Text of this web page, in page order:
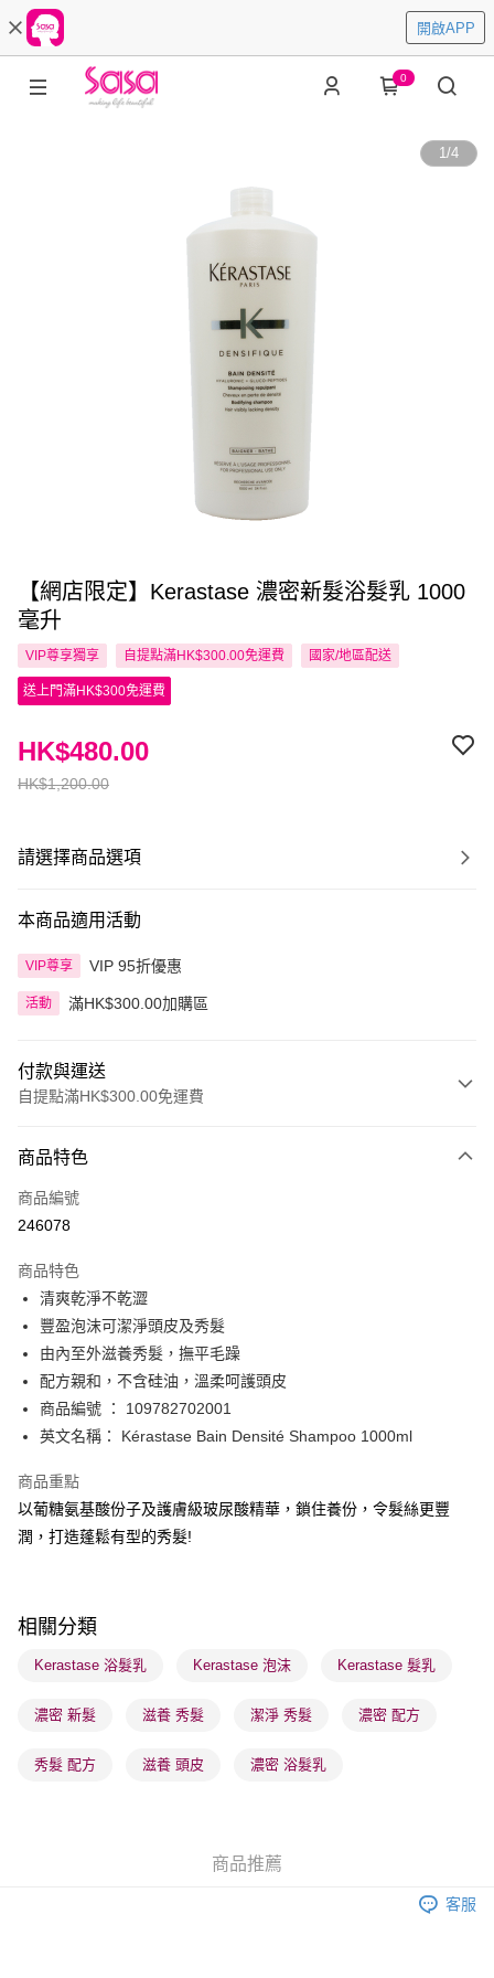
開啟APP
0
1/4
【網店限定】Kerastase 濃密新髮浴髮乳 1000
毫升
VIP尊享獨享 自提點滿HK$300.00免運費 國家/地區配送
送上門滿HK$300免運費
HK$1,200.00
HK$480.00
請選擇商品選項
本商品適用活動
VIP尊享 VIP 95折優惠
活動 滿HK$300.00加購區
付款與運送
自提點滿HK$300.00免運費
信用卡
Apple Pay
PayMe
WeChat Pay
BoC Pay
送貨方式
每筆HK$65.00，滿HK$300.00或以上免運費
順豐站及營業點 - 確認發貨後1-3個工作天送達
物流公司進行物流配送
每筆HK$65.00，滿HK$300.00或以上免運費
(香港門市) 只顯示可選門市。確認發貨後2-5個工作天到店，3天內
每筆HK$20.00，滿HK$100.00或以上免運費
每筆HK$20.00，滿HK$100.00或以上免運費
運費表
商品特色
商品編號
246078
商品特色
清爽乾淨不乾澀
豐盈泡沫可潔淨頭皮及秀髮
由內至外滋養秀髮，撫平毛躁
配方親和，不含硅油，溫柔呵護頭皮
商品編號 ： 109782702001
英文名稱： Kérastase Bain Densité Shampoo 1000ml
商品重點
以葡糖氨基酸份子及護膚級玻尿酸精華，鎖住養份，令髮絲更豐
潤，打造蓬鬆有型的秀髮!
相關分類
Kerastase 浴髮乳 Kerastase 泡沫 Kerastase 髮乳
濃密 新髮 滋養 秀髮 潔淨 秀髮 濃密 配方
秀髮 配方 滋養 頭皮 濃密 浴髮乳
商品推薦
客服